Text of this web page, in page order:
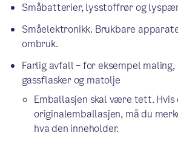
Småbatterier, lysstoffrør og
Småelektronikk. Brukbare
ombruk.
Farlig avfall – for eksempel maling,
gassflasker og matolje
Emballasjen skal være tett. Hvis
originalemballasjen, må du
hva den inneholder.